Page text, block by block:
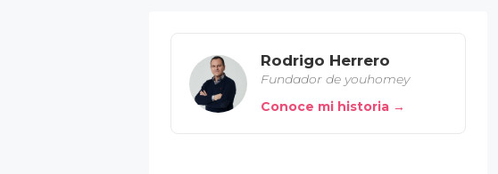
Rodrigo Herrero
Fundador de youhomey
Conoce mi historia →